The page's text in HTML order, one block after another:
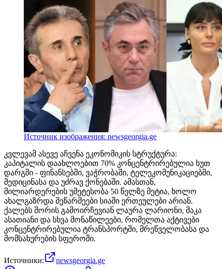
Источник изображения: newsgeorgia.ge
კვლევამ ასევე აჩვენა ეკონომიკის სტრუქტურა:
კაპიტალის დაახლოებით 70% კონცენტრირებულია ხუთ
დარგში - ფინანსებში, ვაჭრობაში, ტელეკომუნიკაციებში,
მედიცინასა და უძრავ ქონებაში. ამასთან,
მილიარდერების უმეტესობა 50 წელზე მეტია, ხოლო
ახალგაზრდა მეწარმეები სიაში ერთეულები არიან.
ქალებს შორის გამოირჩევიან ლაურა ლარიონი, მაკა
ასათიანი და სხვა მონაწილეები, რომელთა აქტივები
კონცენტრირებულია ტრანსპორტში, მრეწველობასა და
მომსახურების სფეროში.
Источники:
newsgeorgia.ge